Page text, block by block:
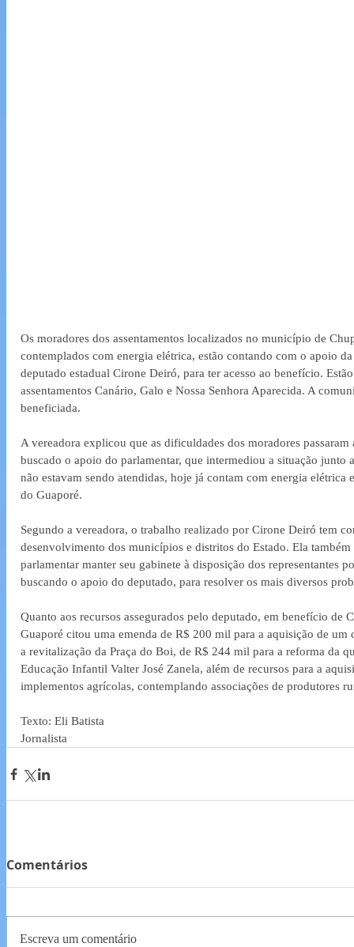
Os moradores dos assentamentos localizados no município de
contemplados com energia elétrica, estão contando com o apoio
deputado estadual Cirone Deiró, para ter acesso ao benefício.
assentamentos Canário, Galo e Nossa Senhora Aparecida. A
beneficiada.
A vereadora explicou que as dificuldades dos moradores
buscado o apoio do parlamentar, que intermediou a situação
não estavam sendo atendidas, hoje já contam com energia elétrica
do Guaporé.
Segundo a vereadora, o trabalho realizado por Cirone Deiró tem
desenvolvimento dos municípios e distritos do Estado. Ela
parlamentar manter seu gabinete à disposição dos representantes
buscando o apoio do deputado, para resolver os mais diversos
Quanto aos recursos assegurados pelo deputado, em benefício de
Guaporé citou uma emenda de R$ 200 mil para a aquisição de
a revitalização da Praça do Boi, de R$ 244 mil para a reforma da
Educação Infantil Valter José Zanela, além de recursos para a
implementos agrícolas, contemplando associações de produtores
Texto: Eli Batista
Jornalista
Comentários
Escreva um comentário